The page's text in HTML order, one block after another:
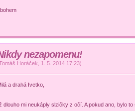
nezapomenu!
Horáček 1. 5. 2014 17:23)
a drahá Ivetko,
dlouho mi neukáply slzičky z očí. A pokud ano, bylo